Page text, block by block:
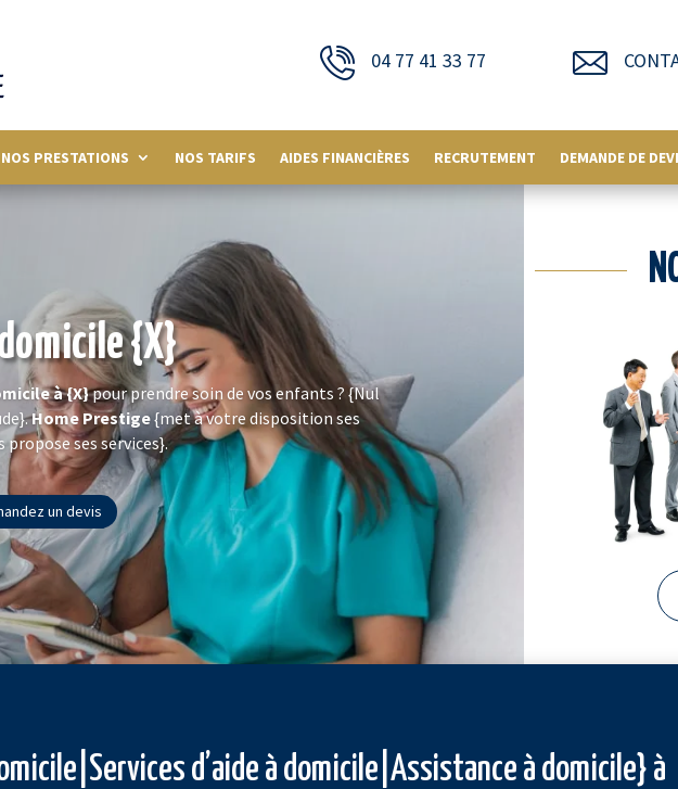
04 77 41 33 77
NOS PRESTATIONS NOS TARIFS AIDES FINANCIÈRES RECRUTEMENT DEMANDE DE
{X}
à{X}pour prendre soin de vos enfants ? {Nul
Home Prestige{met à votre disposition ses
propose ses services}.
un devis
d’aide à domicile|Assistance à domicile} à